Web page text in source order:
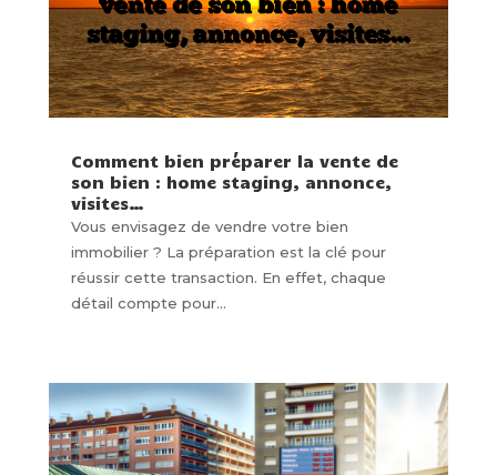
Comment bien préparer la vente de
son bien : home staging, annonce,
visites…
Vous envisagez de vendre votre bien
immobilier ? La préparation est la clé pour
réussir cette transaction. En effet, chaque
détail compte pour...